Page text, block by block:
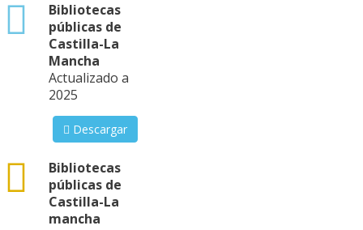
Bibliotecas
públicas de
Castilla-La
Mancha
xlsx
Actualizado a
2025
Descargar
Bibliotecas
públicas de
Castilla-La
mancha
csv